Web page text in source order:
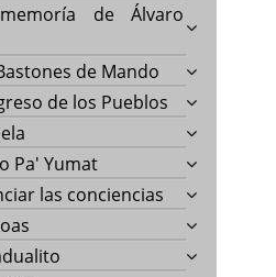
de Álvaro
de Mando
de los Pueblos
Pa' Yumat
las conciencias